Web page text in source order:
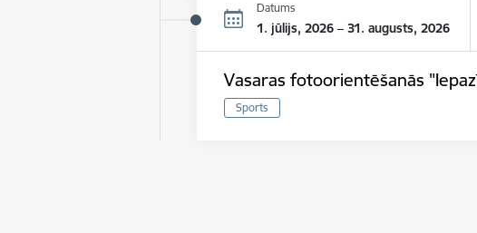
Datums
1. jūlijs, 2026 – 31. augusts, 2026
Vasaras fotoorientēšanās
Sports